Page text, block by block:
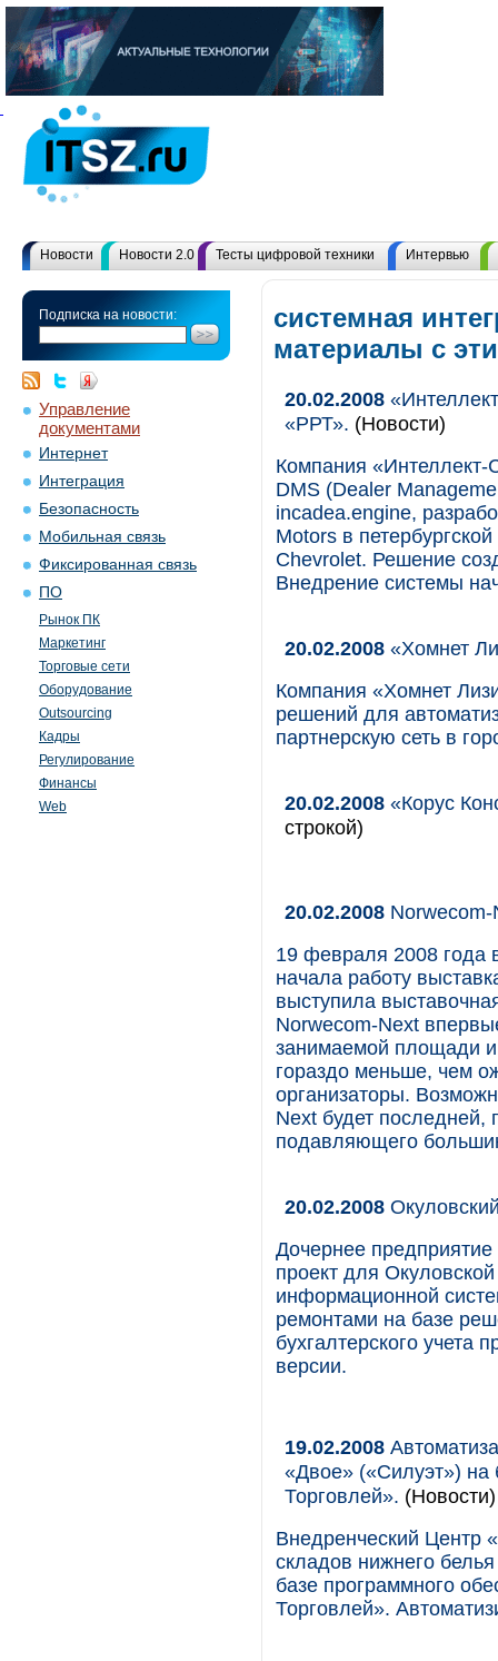
Новости Новости 2.0 Тесты цифровой техники Интервью
Подписка на новости:
Управление
документами
Интернет
Интеграция
Безопасность
Мобильная связь
Фиксированная связь
ПО
Рынок ПК
Маркетинг
Торговые сети
Оборудование
Outsourcing
Кадры
Регулирование
Финансы
Web
системная
материалы с
20.02.2008
«РРТ». (Новости)
Компания «Интеллект-
DMS (Dealer
incadea.engine,
Motors в
Chevrolet. Решение
Внедрение системы
20.02.2008 «Хомнет
Компания «Хомнет
решений для
партнерскую сеть в
20.02.2008 «Корус
строкой)
20.02.2008
19 февраля 2008 года
начала работу
выступила
Norwecom-Next
занимаемой площади и
гораздо меньше, чем
организаторы.
Next будет последней,
подавляющего
20.02.2008
Дочернее
проект для
информационной
ремонтами на базе
бухгалтерского учета
версии.
19.02.2008
«Двое» («Силуэт») на
Торговлей». (Новости)
Внедренческий Центр
складов нижнего
базе программного
Торговлей».